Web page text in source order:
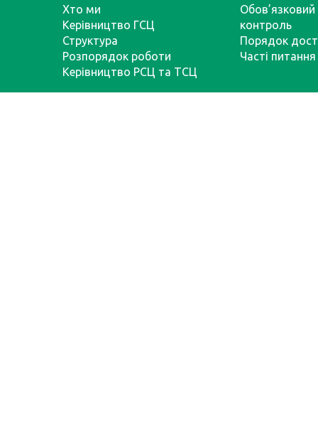
Хто ми
Керівництво ГСЦ
Структура
Розпорядок роботи
Керівництво РСЦ та ТСЦ
Обов’язковий
контроль
Порядок
Часті питання